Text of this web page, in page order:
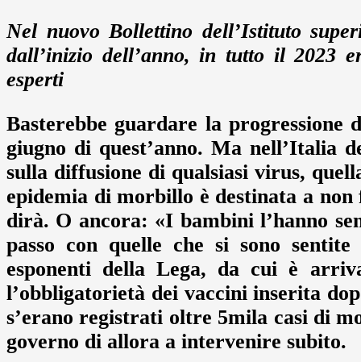
Nel nuovo Bollettino dell’Istituto
dall’inizio dell’anno, in tutto il 2023
esperti
Basterebbe guardare la progressione
giugno di quest’anno. Ma nell’Italia
sulla diffusione di qualsiasi virus,
epidemia di morbillo è destinata a
dirà. O ancora: «I bambini l’hanno
passo con quelle che si sono
esponenti della Lega, da cui è
l’obbligatorietà dei vaccini inserita
s’erano registrati oltre 5mila casi di
governo di allora a intervenire subito.